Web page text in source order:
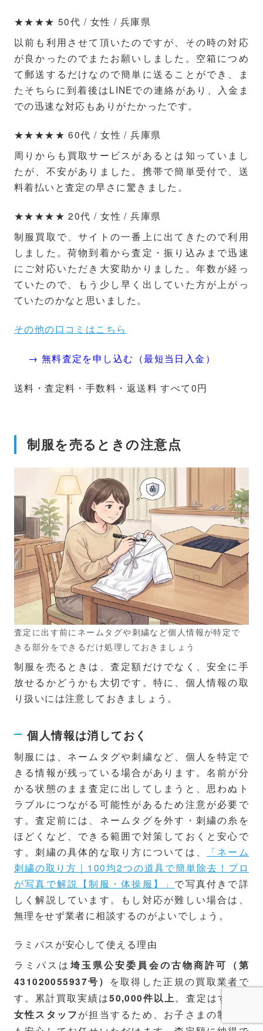
★★★★ 50代 / 女性 / 兵庫県
以前も利用させて頂いたのですが、その時の対応
が良かったのでまたお願いしました。空箱につめ
て郵送するだけなので簡単に送ることができ、ま
たそちらに到着後はLINEでの連絡があり、入金ま
での迅速な対応もありがたかったです。
★★★★★ 60代 / 女性 / 兵庫県
周りからも買取サービスがあるとは知っていまし
たが、不安がありました。携帯で簡単受付で、送
料着払いと査定の早さに驚きました。
★★★★★ 20代 / 女性 / 兵庫県
制服買取で、サイトの一番上に出てきたので利用
しました。荷物到着から査定・振り込みまで迅速
にご対応いただき大変助かりました。年数が経っ
ていたので、もう少し早く出していた方が上がっ
ていたのかなと思いました。
その他の口コミはこちら
→ 無料査定を申し込む（最短当日入金）
送料・査定料・手数料・返送料 すべて0円
制服を売るときの注意点
査定に出す前にネームタグや刺繍など個人情報が特定で
きる部分をできるだけ処理しておきましょう
制服を売るときは、査定額だけでなく、安全に手
放せるかどうかも大切です。特に、個人情報の取
り扱いには注意しておきましょう。
個人情報は消しておく
制服には、ネームタグや刺繍など、個人を特定で
きる情報が残っている場合があります。名前が分
かる状態のまま査定に出してしまうと、思わぬト
ラブルにつながる可能性があるため注意が必要で
す。査定前には、ネームタグを外す・刺繍の糸を
ほどくなど、できる範囲で対策しておくと安心で
す。刺繍の具体的な取り方については、
「ネーム
刺繍の取り方｜100均2つの道具で簡単除去！プロ
が写真で解説【制服・体操服】」 で写真付きで詳
しく解説しています。もし対応が難しい場合は、
無理をせず業者に相談するのがよいでしょう。
ラミパスが安心して使える理由
ラミパスは 埼玉県公安委員会の古物商許可（第
431020055937号）
を取得した正規の買取業者で
す。累計買取実績は50,000件以上。査定はすべて
女性スタッフが担当するため、お子さまの制服で